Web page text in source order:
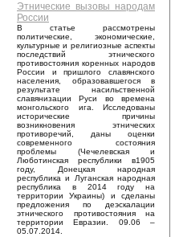
Этнические вызовы народам
России
В статье рассмотрены
политические, экономические,
культурные и религиозные аспекты
последствий этнического
противостояния коренных народов
России и пришлого славянского
населения, образовавшегося в
результате насильственной
славянизации Руси во времена
монгольского ига. Исследованы
исторические причины
возникновения этнических
противоречий, даны оценки
современного состояния
проблемы (Чечелевская и
Люботинская республики в1905
году, Донецкая народная
республика и Луганская народная
республика в 2014 году на
территории Украины) и сделаны
предложения по деэскалации
этнического противостояния на
территории Евразии. 09.06 –
05.07.2014.